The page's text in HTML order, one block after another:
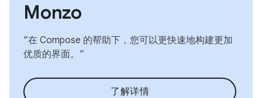
Monzo
“在 Compose 的帮助下，您可以更快速地构建更加
优质的界面。”
了解详情